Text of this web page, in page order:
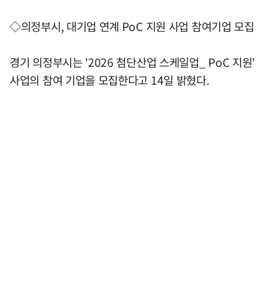
◇의정부시, 대기업 연계 PoC 지원 사업 참여기업 모집
경기 의정부시는 '2026 첨단산업 스케일업_ PoC 지원'
사업의 참여 기업을 모집한다고 14일 밝혔다.